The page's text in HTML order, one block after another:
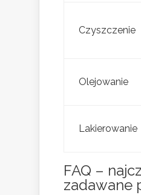
Czyszczenie
Olejowanie
Lakierowanie
FAQ –
zadawane